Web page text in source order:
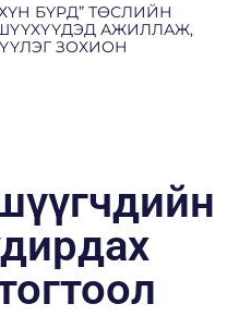
БҮРД” ТӨСЛИЙН
АЖИЛЛАЖ,
ЗОХИОН